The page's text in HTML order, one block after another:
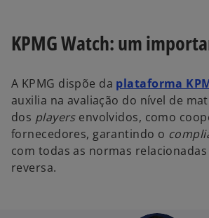
KPMG Watch: um
A KPMG dispõe da plataforma
auxilia na avaliação do nível de
dos playersenvolvidos, como
fornecedores, garantindo o
com todas as normas
reversa.